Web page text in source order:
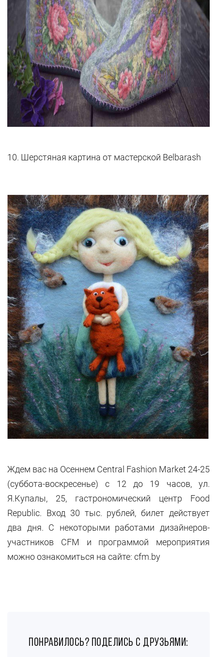
10. Шерстяная картина от мастерской Belbarash
Ждем вас на Осеннем Central Fashion Market 24-25
(суббота-воскресенье) с 12 до 19 часов, ул.
Я.Купалы, 25, гастрономический центр Food
Republic. Вход 30 тыс. рублей, билет действует
два дня. С некоторыми работами дизайнеров-
участников CFM и программой мероприятия
можно ознакомиться на сайте: cfm.by
понравилось? поделись с друзьями: